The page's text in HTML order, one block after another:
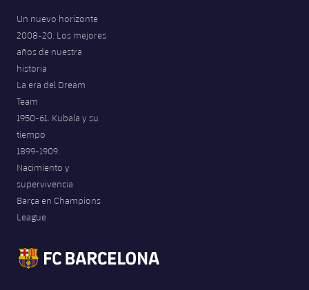
Un nuevo horizonte
2008-20. Los mejores
años de nuestra
historia
La era del Dream
Team
1950-61. Kubala y su
tiempo
1899-1909.
Nacimiento y
supervivencia
Barça en Champions
League